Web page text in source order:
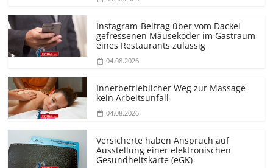
Instagram-Beitrag über vom Dackel
gefressenen Mäuseköder im Gastraum
eines Restaurants zulässig
04.08.2026
Innerbetrieblicher Weg zur Massage
kein Arbeitsunfall
04.08.2026
Versicherte haben Anspruch auf
Ausstellung einer elektronischen
Gesundheitskarte (eGK)